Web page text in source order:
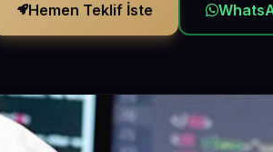
Hemen Teklif İste